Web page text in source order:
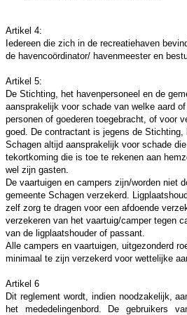
Artikel 4:
Iedereen die zich in de recreatiehaven
de havencoördinator/ havenmeester en
Artikel 5:
De Stichting, het havenpersoneel en de
aansprakelijk voor schade van welke aard
personen of goederen toegebracht, of voor
goed. De contractant is jegens de Stichting,
Schagen altijd aansprakelijk voor schade
tekortkoming die is toe te rekenen aan
wel zijn gasten.
De vaartuigen en campers zijn/worden niet
gemeente Schagen verzekerd.
zelf zorg te dragen voor een afdoende
verzekeren van het vaartuig/camper tegen
van de ligplaatshouder of passant.
Alle campers en vaartuigen, uitgezonderd
minimaal te zijn verzekerd voor wettelijke
Artikel 6
Dit reglement wordt, indien noodzakelijk,
het mededelingenbord. De gebruikers